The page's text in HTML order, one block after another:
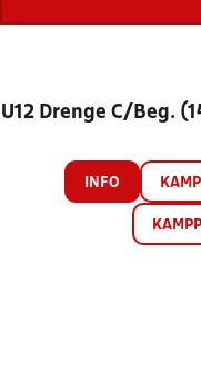
U12 Drenge C/Beg.
INFO